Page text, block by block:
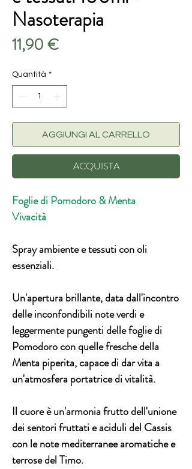
Nasoterapia
11,90 €Prezzo
Quantità *
AGGIUNGI AL CARRELLO
ACQUISTA
Foglie di Pomodoro & Menta
Vivacità
Spray ambiente e tessuti con oli
essenziali.
Un'apertura brillante, data dall'incontro
delle inconfondibili note verdi e
leggermente pungenti delle foglie di
Pomodoro con quelle fresche della
Menta piperita, capace di dar vita a
un'atmosfera portatrice di vitalità.
Il cuore è un'armonia frutto dell'unione
dei sentori fruttati e aciduli del Cassis
con le note mediterranee aromatiche e
terrose del Timo.